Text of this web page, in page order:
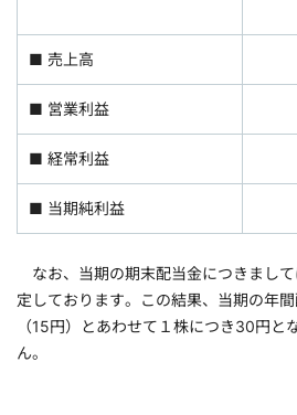
■ 売上高
■ 営業利益
■ 経常利益
■ 当期純利益
なお、当期の期末配当金につきまし
定しております。この結果、当期の年
（15円）とあわせて１株につき30円と
ん。